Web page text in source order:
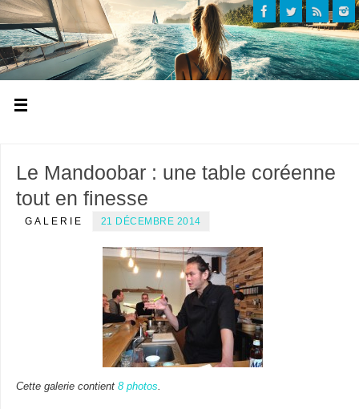
Le Mandoobar : une table coréenne
tout en finesse
GALERIE 21 DÉCEMBRE 2014
Cette galerie contient 8 photos.